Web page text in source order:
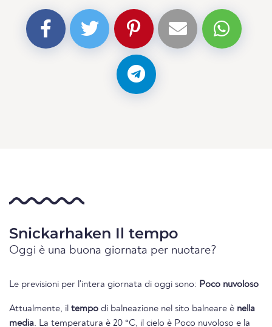
Snickarhaken Il tempo
Oggi è una buona giornata per nuotare?
Le previsioni per l'intera giornata di oggi sono: Poco nuvoloso
Attualmente, il tempo di balneazione nel sito balneare è nella
media. La temperatura è 20 °C, il cielo è Poco nuvoloso e la